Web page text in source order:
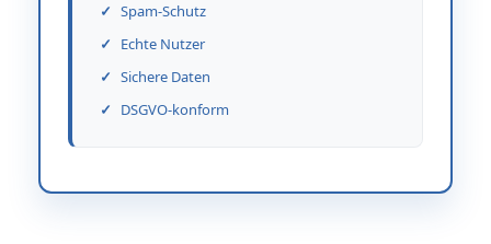
Spam-Schutz
Echte Nutzer
Sichere Daten
DSGVO-konform